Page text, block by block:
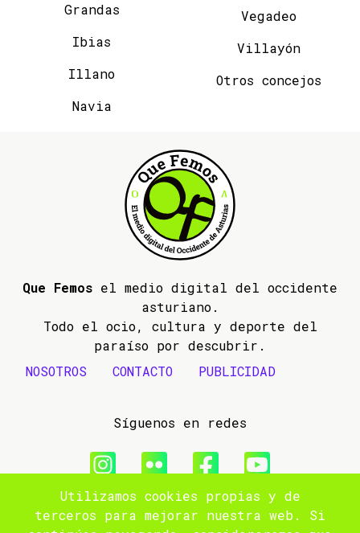
Grandas
Ibias
Illano
Navia
Vegadeo
Villayón
Otros concejos
Que Femos el medio digital del occidente
asturiano.
Todo el ocio, cultura y deporte del
paraíso por descubrir.
NOSOTROS
CONTACTO PUBLICIDAD
Síguenos en redes
© 2009- 2026 Que Femos
Utilizamos cookies propias y de
terceros para mejorar nuestra web. Si